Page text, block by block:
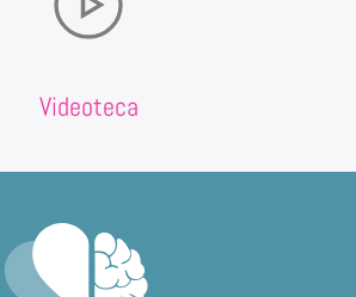
Videoteca